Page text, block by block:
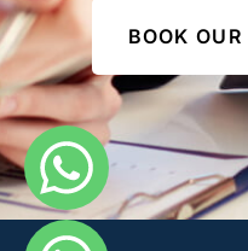
BOOK